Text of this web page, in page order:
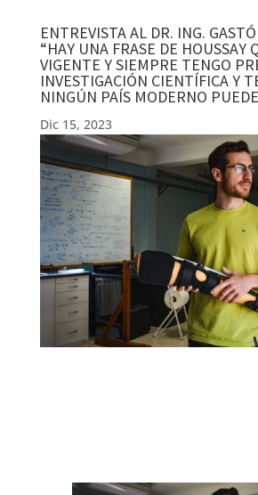
ENTREVISTA AL DR. ING.
“HAY UNA FRASE DE HOUSSAY
VIGENTE Y SIEMPRE TENGO
INVESTIGACIÓN CIENTÍFICA Y
NINGÚN PAÍS MODERNO
Dic 15, 2023